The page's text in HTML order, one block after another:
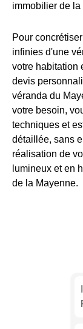
immobilier de la
Pour
infinies d'une
votre habitation
devis
véranda du
votre besoin,
techniques et
détaillée, sans
réalisation de
lumineux et en
de la Mayenne.